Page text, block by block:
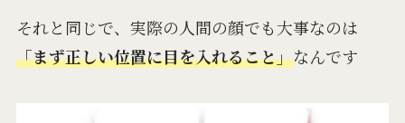
それと同じで、実際の人間の顔でも大事なのは
「まず正しい位置に目を入れること」なんです